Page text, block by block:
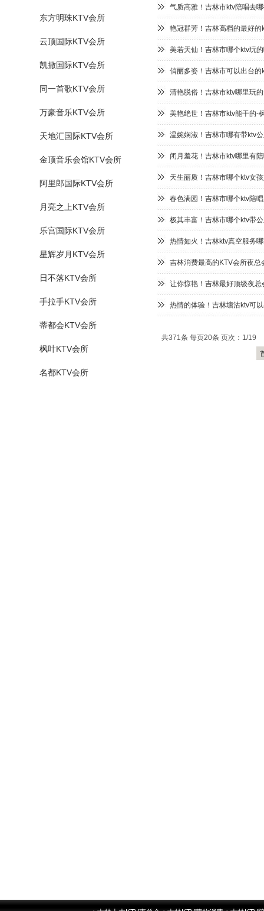
东方明珠KTV会所
云顶国际KTV会所
凯撒国际KTV会所
同一首歌KTV会所
万豪音乐KTV会所
天地汇国际KTV会所
金顶音乐会馆KTV会所
阿里郎国际KTV会所
月亮之上KTV会所
乐宫国际KTV会所
星辉岁月KTV会所
日不落KTV会所
手拉手KTV会所
蒂都会KTV会所
枫叶KTV会所
名都KTV会所
气质高雅！吉林市ktv陪唱去
艳冠群芳！吉林高档的最好
美若天仙！吉林市哪个ktv玩
俏丽多姿！吉林市可以出台
清艳脱俗！吉林市ktv哪里玩
美艳绝世！吉林市ktv能干的-
温婉娴淑！吉林市哪有带ktv
闭月羞花！吉林市ktv哪里有
天生丽质！吉林市哪个ktv女
春色满园！吉林市哪个ktv陪
极其丰富！吉林市哪个ktv带
热情如火！吉林ktv真空服务
吉林消费最高的KTV会所夜
让你惊艳！吉林最好顶级夜
热情的体验！吉林塘沽ktv可
共371条 每页20条 页次：1/19